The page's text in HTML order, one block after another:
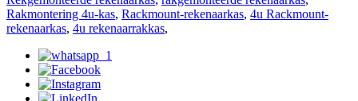
Rakmontering 4u-kas, Rackmount-rekenaarkas, 4u Rackmount-
rekenaarkas, 4u rekenaarrakkas,